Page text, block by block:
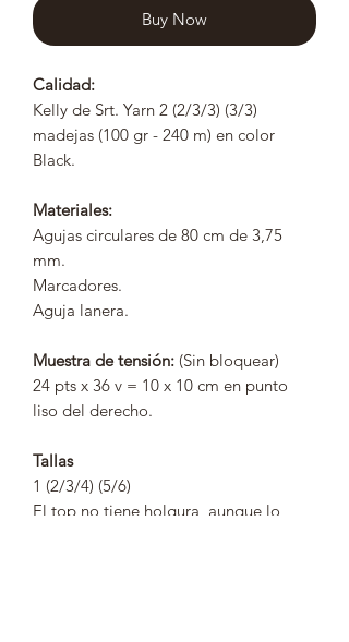
Buy Now
Calidad:
Kelly de Srt. Yarn 2 (2/3/3) (3/3)
madejas (100 gr - 240 m) en color
Black.
Materiales:
Agujas circulares de 80 cm de 3,75
mm.
Marcadores.
Aguja lanera.
Muestra de tensión: (Sin bloquear)
24 pts x 36 v = 10 x 10 cm en punto
liso del derecho.
Tallas
1 (2/3/4) (5/6)
El top no tiene holgura, aunque lo